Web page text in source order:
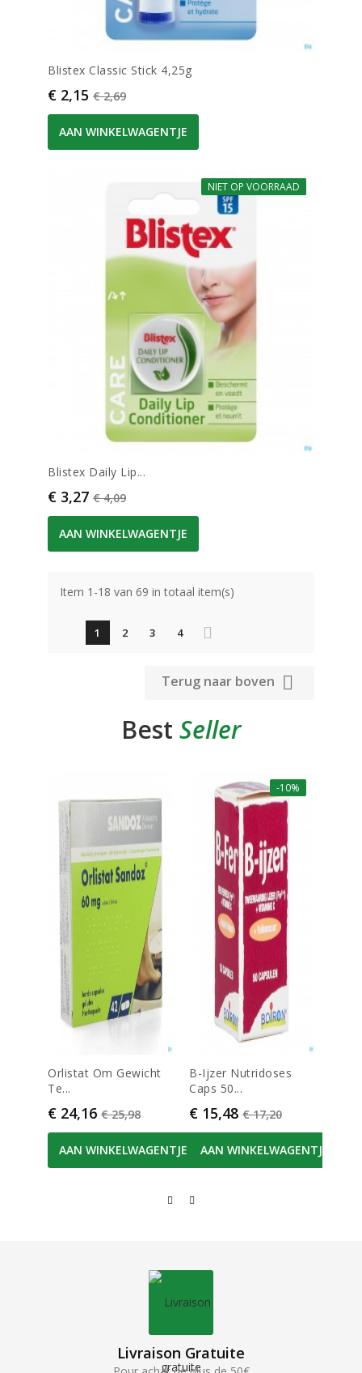
Blistex Classic Stick 4,25g
Prijs
€ 2,15 Normale prijs
€ 2,69
AAN WINKELWAGENTJE
-20%
NIET OP VOORRAAD
Blistex Daily Lip...
Prijs
€ 3,27 Normale prijs
€ 4,09
AAN WINKELWAGENTJE
Item 1-18 van 69 in totaal item(s)
1 2 3 4
Terug naar boven 
Best Seller
Orlistat Om Gewicht
Te...
Prijs
€ 24,16 Normale prijs
€ 25,98
AAN WINKELWAGENTJE
-10%
B-Ijzer Nutridoses
Caps 50...
Prijs
€ 15,48 Normale prijs
€ 17,20
AAN WINKELWAGENTJE
Livraison Gratuite